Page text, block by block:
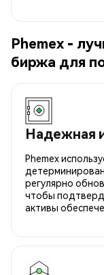
Phemex -
биржа для
Надежная
Phemex
регулярно
чтобы
активы